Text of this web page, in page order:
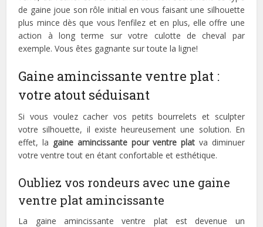
de gaine joue son rôle initial en vous faisant une silhouette
plus mince dès que vous l’enfilez et en plus, elle offre une
action à long terme sur votre culotte de cheval par
exemple. Vous êtes gagnante sur toute la ligne!
Gaine amincissante ventre plat :
votre atout séduisant
Si vous voulez cacher vos petits bourrelets et sculpter
votre silhouette, il existe heureusement une solution. En
effet, la gaine amincissante pour ventre plat va diminuer
votre ventre tout en étant confortable et esthétique.
Oubliez vos rondeurs avec une gaine
ventre plat amincissante
La gaine amincissante ventre plat est devenue un